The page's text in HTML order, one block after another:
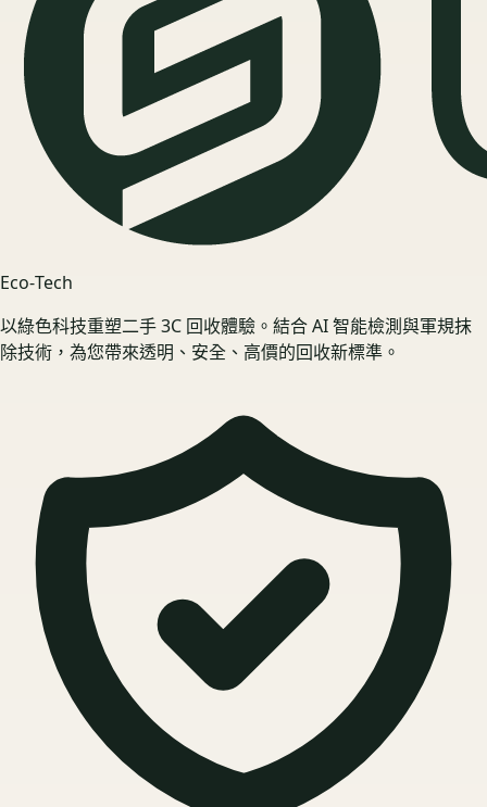
Eco‑Tech
以綠色科技重塑二手 3C 回收體驗。結合 AI 智能檢測與軍規抹
除技術，為您帶來透明、安全、高價的回收新標準。